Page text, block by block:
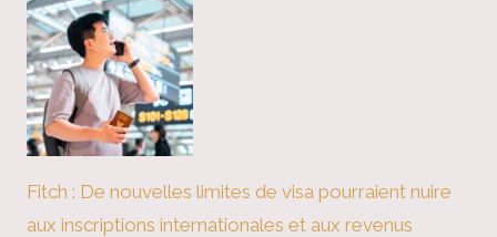
Fitch : De nouvelles limites de visa pourraient nuire
aux inscriptions internationales et aux revenus